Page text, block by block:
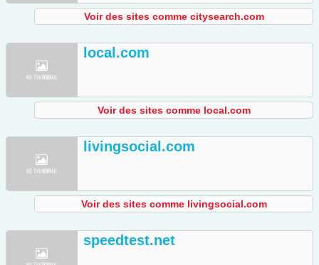
Voir des sites comme citysearch.com
local.com
Voir des sites comme local.com
livingsocial.com
Voir des sites comme livingsocial.com
speedtest.net